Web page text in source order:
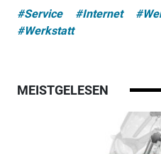
#Service #Internet
#Werkstatt
MEISTGELESEN